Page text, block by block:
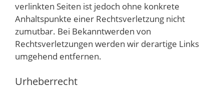
verlinkten Seiten ist jedoch ohne konkrete
Anhaltspunkte einer Rechtsverletzung nicht
zumutbar. Bei Bekanntwerden von
Rechtsverletzungen werden wir derartige Links
umgehend entfernen.
Urheberrecht